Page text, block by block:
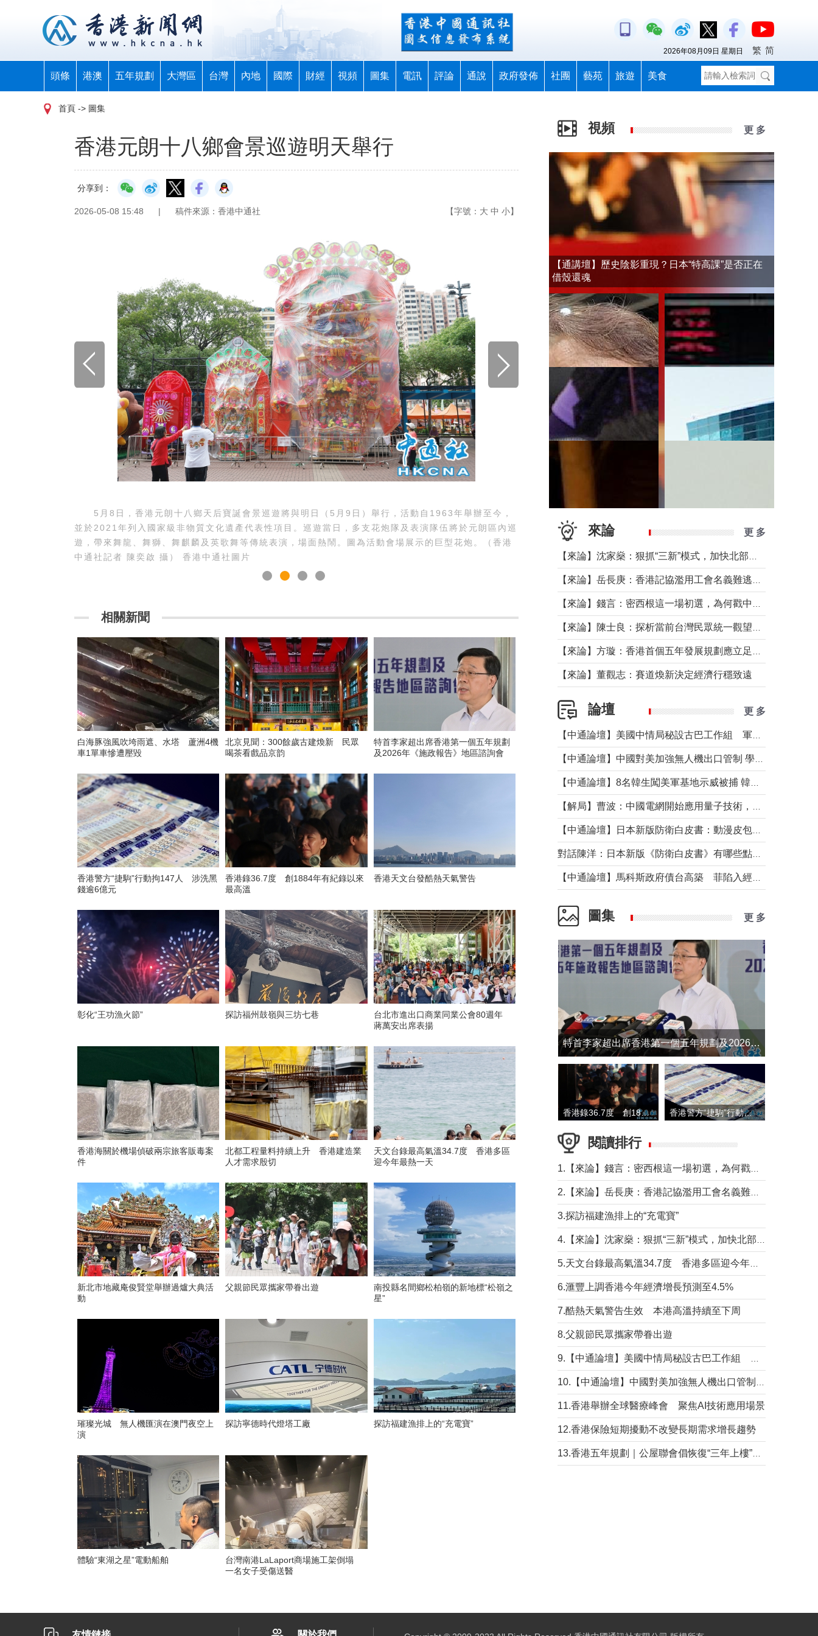
頭條 港澳 五年規劃 大灣區 台灣 內地 國際 財經 視頻 圖集 電訊 評論 通說 政府發佈 社團 藝苑 旅遊 美食
2026年08月09日 星期日 繁 简
首頁 -> 圖集
香港元朗十八鄉會景巡遊明天舉行
分享到：
2026-05-08 15:48 | 稿件來源：香港中通社 【字號： 大 中 小】
5月8日，香港元朗十八鄉天后寶誕會景巡遊將與明日（5月9日）舉行，活動自1963年舉辦至今，
並於2021年列入國家級非物質文化遺產代表性項目。巡遊當日，多支花炮隊及表演隊伍將於元朗區內巡
遊，帶來舞龍、舞獅、舞麒麟及英歌舞等傳統表演，場面熱鬧。圖為活動會場展示的巨型花炮。（香港
中通社記者 陳奕啟 攝） 香港中通社圖片
相關新聞
白海豚強風吹垮雨遮、水塔 蘆洲4機
車1單車慘遭壓毀
北京見聞：300餘歲古建煥新 民眾
喝茶看戲品京韵
​特首李家超出席香港第一個五年規劃
及2026年《施政報告》地區諮詢會
香港警方“捷駒”行動拘147人 涉洗黑
錢逾6億元
香港錄36.7度 創1884年有紀錄以來
最高溫
香港天文台發酷熱天氣警告
彰化“王功漁火節” 探訪福州鼓嶺與三坊七巷
台北市進出口商業同業公會80週年
蔣萬安出席表揚
香港海關於機場偵破兩宗旅客販毒案
件
北都工程量料持續上升 香港建造業
人才需求殷切
天文台錄最高氣溫34.7度 香港多區
迎今年最熱一天
新北市地藏庵俊賢堂舉辦過爐大典活
動
父親節民眾攜家帶眷出遊
南投縣名間鄉松柏嶺的新地標“松嶺之
星”
璀璨光城 無人機匯演在澳門夜空上
演
探訪寧德時代燈塔工廠 探訪福建漁排上的“充電寶”
體驗“東湖之星”電動船舶
台灣南港LaLaport商場施工架倒塌
一名女子受傷送醫
視頻 更 多
【通講壇】歷史陰影重現？日本“特高課”是否正在
借殼還魂
來論 更 多
【來論】董觀志：賽道煥新決定經濟行穩致遠
論壇 更 多
圖集 更 多
​特首李家超出席香港第一個五年規劃及2026年《施政報告》地區諮詢會
香港錄36.7度 創1884年有紀錄以來最高溫 香港警方“捷駒”行動拘147人 涉洗黑錢逾6億元
閱讀排行
3.探訪福建漁排上的“充電寶”
6.滙豐上調香港今年經濟增長預測至4.5%
7.酷熱天氣警告生效 本港高溫持續至下周
8.父親節民眾攜家帶眷出遊
11.香港舉辦全球醫療峰會 聚焦AI技術應用場景
12.香港保險短期擾動不改變長期需求增長趨勢